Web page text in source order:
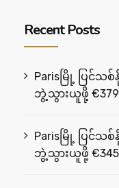
Recent Posts
Parisမြို့ ပြင်သစ်
ဘွဲ့သွားယူဖို့
Parisမြို့ ပြင်သစ်
ဘွဲ့သွားယူဖို့